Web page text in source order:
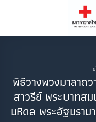
พิธีวางพวงมาลาถ
สาวรีย์ พระบาทส
มหิดล พระอัฐมราม